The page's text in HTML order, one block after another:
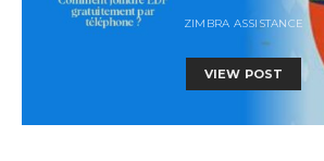
ZIMBRA ASSISTANCE
VIEW POST